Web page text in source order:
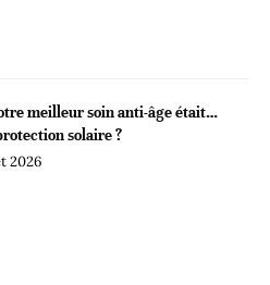
meilleur soin anti-âge était…
solaire ?
2026